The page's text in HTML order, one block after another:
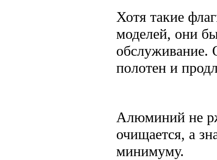
Хотя такие
моделей, они
обслуживание.
полотен и
Алюминий не
очищается, а
минимуму.